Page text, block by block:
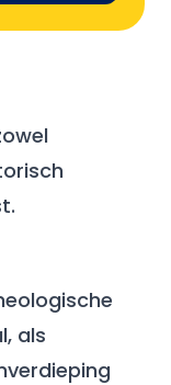
als